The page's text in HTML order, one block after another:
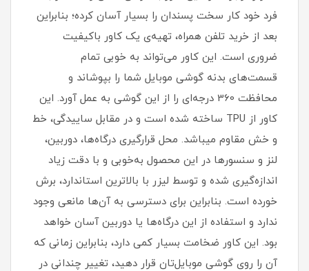
فرد خود کار سخت پسندان را بسیار آسان کرده؛ بنابراین
بعد از خرید تلفن همراه، تهیه‌ی یک کاور با‌کیفیت
ضروری است‏.‏ این کاور می‌تواند به خوبی تمام
قسمت‌های بدنه گوشی موبایل شما را بپوشاند و
محافظت 360 درجه‌ای را از این گوشی به عمل آورد‏.‏ این
کاور از TPU ساخته شده است و در مقابل ساییدگی، خط
و خش مقاوم میباشد.‏ محل قرارگیری درگاه‌ها، دوربین،
لنز و سنسورها در این محصول به‌خوبی و با دقت زیاد
اندازه‌گیری شده و توسط لیزر با بالاترین استاندارد، برش
خورده است‏.‏ بنابراین برای دسترسی به آن‌ها مانعی وجود
ندارد و استفاده از این درگاه‌ها یا دوربین آسان خواهد
بود‏.‏ این کاور ضخامت بسیار کمی دارد، بنابراین زمانی که
آن را روی گوشی موبایل‌تان قرار دهید، تغییر چندانی در